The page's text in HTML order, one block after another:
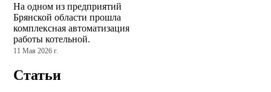
На одном из предприятий
Брянской области прошла
комплексная автоматизация
работы котельной.
11 Мая 2026 г.
Статьи